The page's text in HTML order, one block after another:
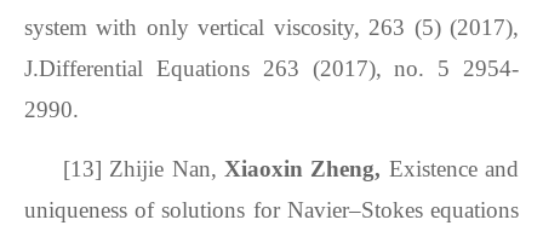
system with only vertical viscosity, 263 (5) (2017),
J.Differential Equations 263 (2017), no. 5 2954-
2990.
[13] Zhijie Nan,Xiaoxin Zheng, Existence and
uniqueness of solutions for Navier–Stokes equations